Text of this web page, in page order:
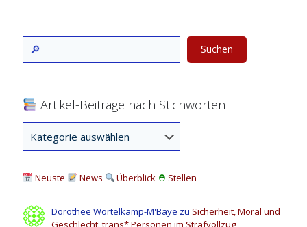
Suchen
Artikel-Beiträge nach Stichworten
Neuste News Überblick ⛑ Stellen
Dorothee Wortelkamp-M'Baye zu Sicherheit, Moral und
Geschlecht: trans* Personen im Strafvollzug